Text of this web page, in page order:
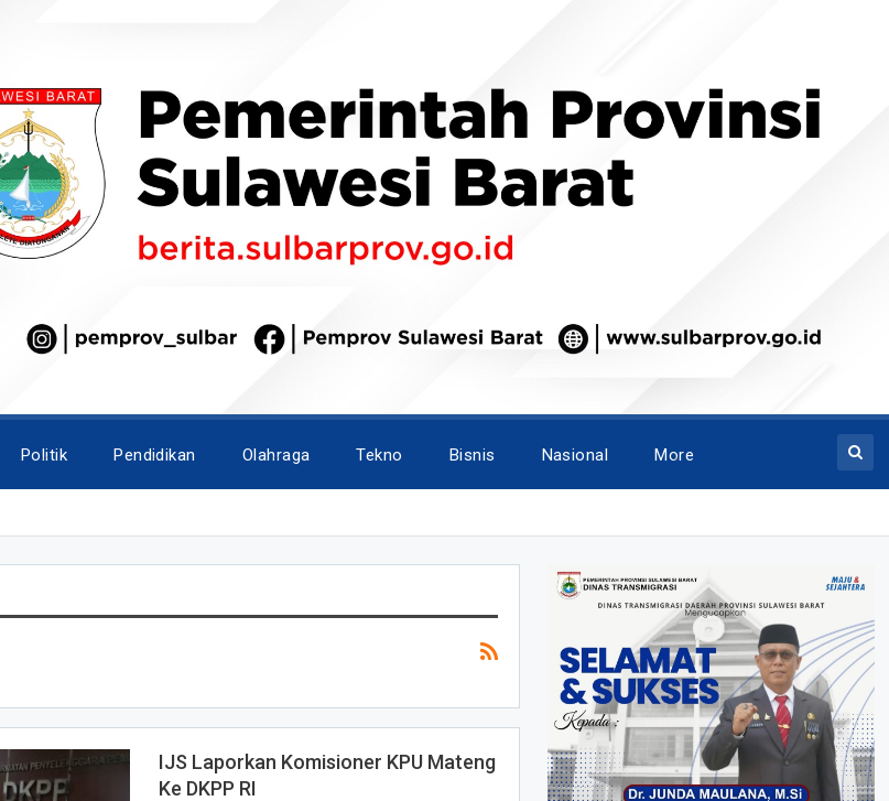
Politik Pendidikan Olahraga Tekno Bisnis Nasional More
IJS Laporkan Komisioner KPU Mateng
Ke DKPP RI